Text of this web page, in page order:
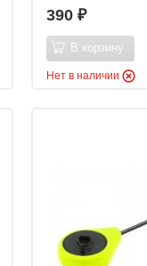
390 ₽
В корзину
Нет в наличии